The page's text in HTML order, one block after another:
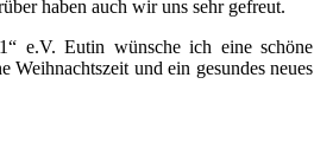
haben auch wir uns sehr gefreut.
e.V. Eutin wünsche ich eine schöne
und ein gesundes neues